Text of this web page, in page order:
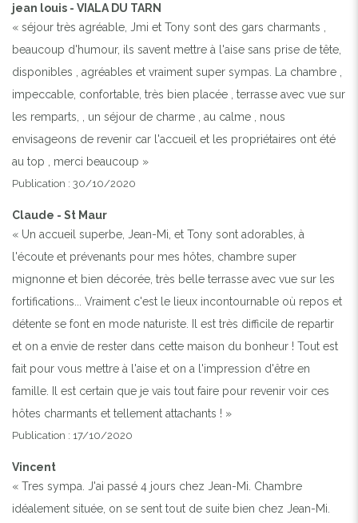
jean louis - VIALA DU TARN
« séjour très agréable, Jmi et Tony sont des gars charmants ,
beaucoup d'humour, ils savent mettre à l'aise sans prise de tête,
disponibles , agréables et vraiment super sympas. La chambre ,
impeccable, confortable, très bien placée , terrasse avec vue sur
les remparts, , un séjour de charme , au calme , nous
envisageons de revenir car l'accueil et les propriétaires ont été
au top , merci beaucoup »
Publication : 30/10/2020
Claude - St Maur
« Un accueil superbe, Jean-Mi, et Tony sont adorables, à
l'écoute et prévenants pour mes hôtes, chambre super
mignonne et bien décorée, très belle terrasse avec vue sur les
fortifications... Vraiment c'est le lieux incontournable où repos et
détente se font en mode naturiste. Il est très difficile de repartir
et on a envie de rester dans cette maison du bonheur ! Tout est
fait pour vous mettre à l'aise et on a l'impression d'être en
famille. Il est certain que je vais tout faire pour revenir voir ces
hôtes charmants et tellement attachants ! »
Publication : 17/10/2020
Vincent
« Tres sympa. J'ai passé 4 jours chez Jean-Mi. Chambre
idéalement située, on se sent tout de suite bien chez Jean-Mi.